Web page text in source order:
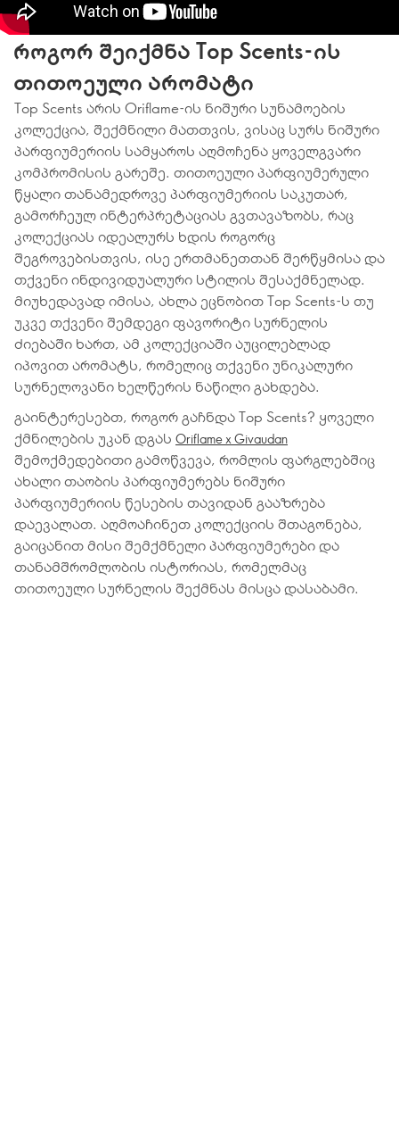
როგორ შეიქმნა Top Scents-ის
თითოეული არომატი
Top Scents არის Oriflame-ის ნიშური სუნამოების
კოლექცია, შექმნილი მათთვის, ვისაც სურს ნიშური
პარფიუმერიის სამყაროს აღმოჩენა ყოველგვარი
კომპრომისის გარეშე. თითოეული პარფიუმერული
წყალი თანამედროვე პარფიუმერიის საკუთარ,
გამორჩეულ ინტერპრეტაციას გვთავაზობს, რაც
კოლექციას იდეალურს ხდის როგორც
შეგროვებისთვის, ისე ერთმანეთთან შერწყმისა და
თქვენი ინდივიდუალური სტილის შესაქმნელად.
მიუხედავად იმისა, ახლა ეცნობით Top Scents-ს თუ
უკვე თქვენი შემდეგი ფავორიტი სურნელის
ძიებაში ხართ, ამ კოლექციაში აუცილებლად
იპოვით არომატს, რომელიც თქვენი უნიკალური
სურნელოვანი ხელწერის ნაწილი გახდება.
გაინტერესებთ, როგორ გაჩნდა Top Scents? ყოველი
ქმნილების უკან დგას Oriflame x Givaudan
შემოქმედებითი გამოწვევა, რომლის ფარგლებშიც
ახალი თაობის პარფიუმერებს ნიშური
პარფიუმერიის წესების თავიდან გააზრება
დაევალათ. აღმოაჩინეთ კოლექციის შთაგონება,
გაიცანით მისი შემქმნელი პარფიუმერები და
თანამშრომლობის ისტორიას, რომელმაც
თითოეული სურნელის შექმნას მისცა დასაბამი.